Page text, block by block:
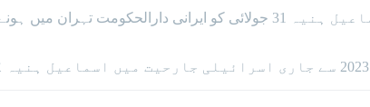
خیال رہےکہ حماس کے سربراہ اسماعیل ہنیہ 31 جولائی کو